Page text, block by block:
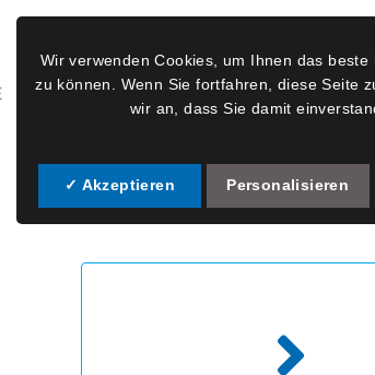
VERWALTUNG FÜHRUNGEN
Kanäle verstopfen und tragen
Verbreitung von Ratten bei.
Wir verwenden Cookies, um Ihnen das
zu können. Wenn Sie fortfahren, diese Seite
wir an, dass Sie damit
✓ Akzeptieren Personalisieren